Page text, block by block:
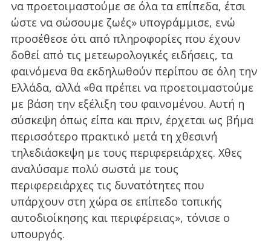
να προετοιμαστούμε σε όλα τα επίπεδα, έτσι
ώστε να σώσουμε ζωές» υπογράμμισε, ενώ
προσέθεσε ότι από πληροφορίες που έχουν
δοθεί από τις μετεωρολογικές ειδήσεις, τα
φαινόμενα θα εκδηλωθούν περίπου σε όλη την
Ελλάδα, αλλά «θα πρέπει να προετοιμαστούμε
με βάση την εξέλιξη του φαινομένου. Αυτή η
σύσκεψη όπως είπα και πριν, έρχεται ως βήμα
περισσότερο πρακτικό μετά τη χθεσινή
τηλεδιάσκεψη με τους περιφερειάρχες. Χθες
αναλύσαμε πολύ σωστά με τους
περιφερειάρχες τις δυνατότητες που
υπάρχουν στη χώρα σε επίπεδο τοπικής
αυτοδιοίκησης και περιφέρειας», τόνισε ο
υπουργός.